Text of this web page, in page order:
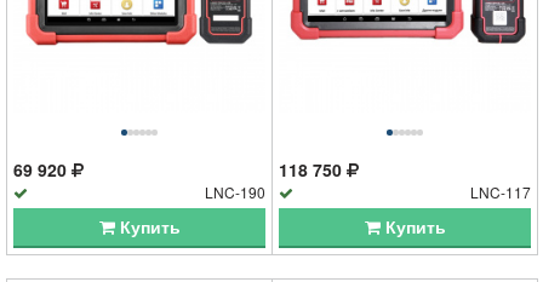
69 920
LNC-190
Купить
118 750
LNC-117
Купить